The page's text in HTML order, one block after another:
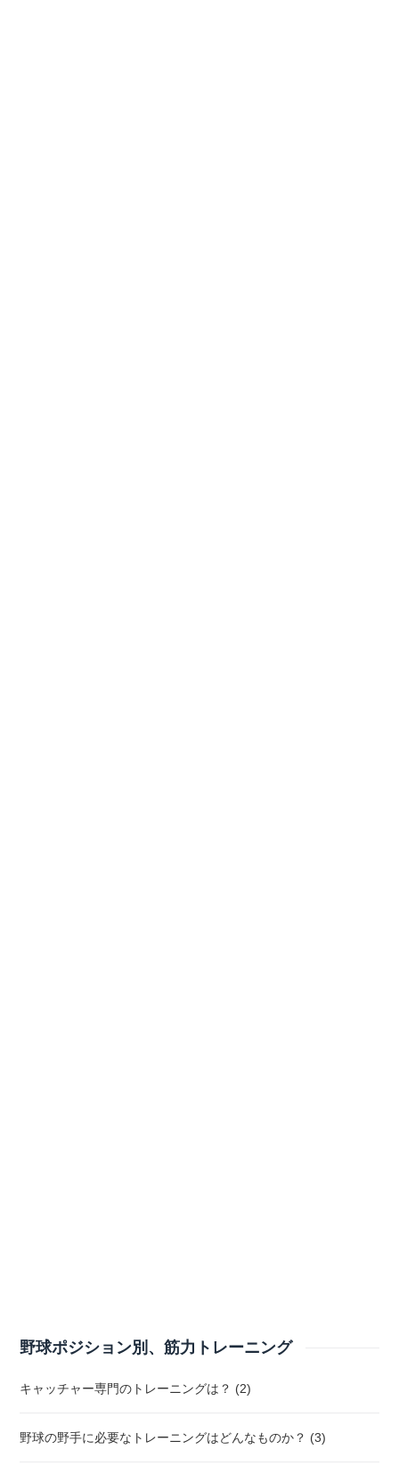
野球ポジション別、筋力トレーニング
キャッチャー専門のトレーニングは？ (2)
野球の野手に必要なトレーニングはどんなものか？ (3)